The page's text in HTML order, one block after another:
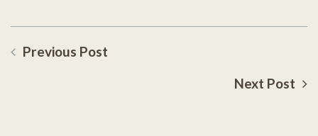
Previous Post
Next Post